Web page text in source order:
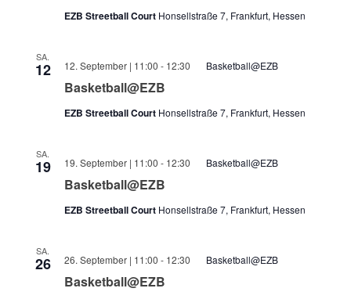
EZB Streetball Court Honsellstraße 7, Frankfurt, Hessen
SA.
12
Basketball@EZB
12. September | 11:00 - 12:30 Basketball@EZB
EZB Streetball Court Honsellstraße 7, Frankfurt, Hessen
SA.
19
Basketball@EZB
19. September | 11:00 - 12:30 Basketball@EZB
EZB Streetball Court Honsellstraße 7, Frankfurt, Hessen
SA.
26
Basketball@EZB
26. September | 11:00 - 12:30 Basketball@EZB